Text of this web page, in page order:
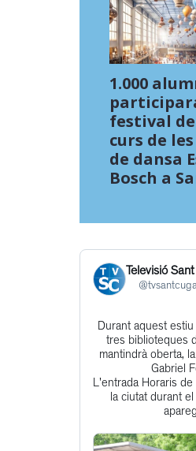
1.000
festival
curs de
de dansa
Bosch a
Televisió
@
Durant aquest
tres biblioteques
mantindrà oberta,
Gabriel
L'entrada Horaris
la ciutat durant el